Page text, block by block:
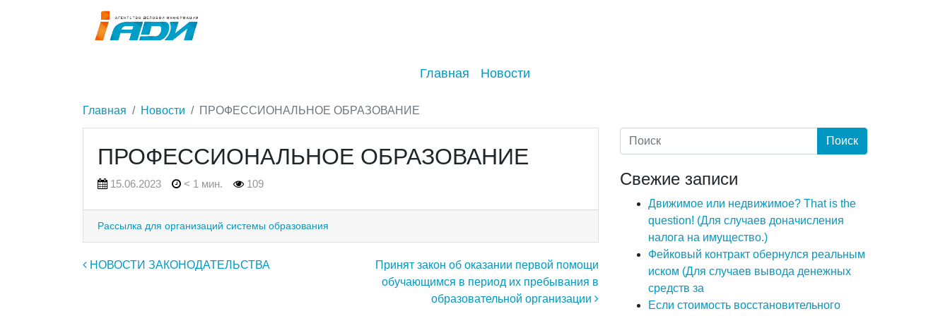
Главная Новости
Главная Новости ПРОФЕССИОНАЛЬНОЕ ОБРАЗОВАНИЕ
ПРОФЕССИОНАЛЬНОЕ ОБРАЗОВАНИЕ
15.06.2023 < 1 мин. 109
Рассылка для организаций системы образования
Навигация по записям
НОВОСТИ ЗАКОНОДАТЕЛЬСТВА
Принят закон об оказании первой помощи
обучающимся в период их пребывания в
образовательной организации
Свежие записи
Движимое или недвижимое? That is the
question! (Для случаев доначисления
налога на имущество.)
Фейковый контракт обернулся реальным
иском (Для случаев вывода денежных
средств за
Если стоимость восстановительного